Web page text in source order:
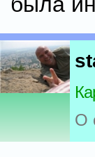
О